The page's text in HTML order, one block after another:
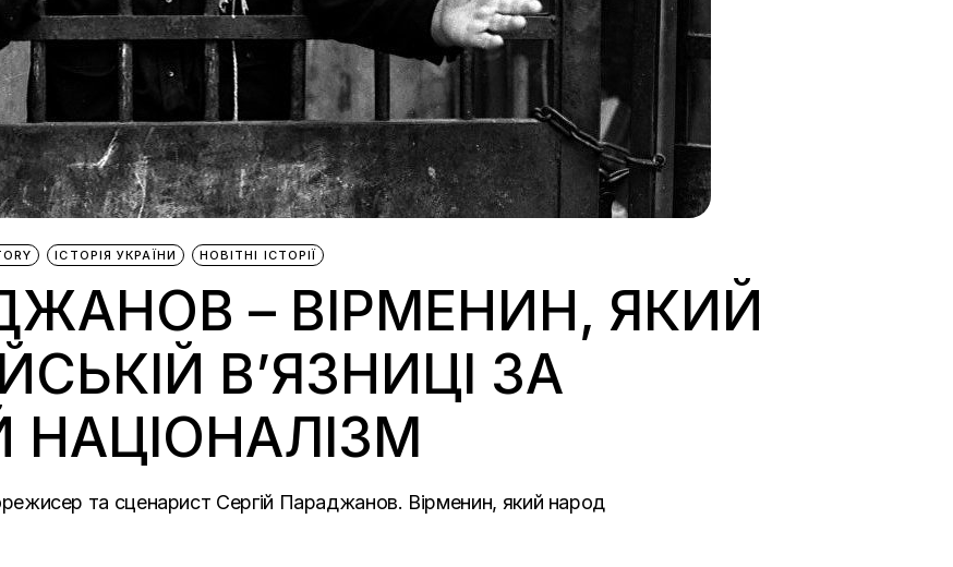
ІСТОРІЯ УКРАЇНИ НОВІТНІ ІСТОРІЇ
– ВІРМЕНИН, ЯКИЙ
В’ЯЗНИЦІ ЗА
НАЦІОНАЛІЗМ
та сценарист Сергій Параджанов. Вірменин, який народ